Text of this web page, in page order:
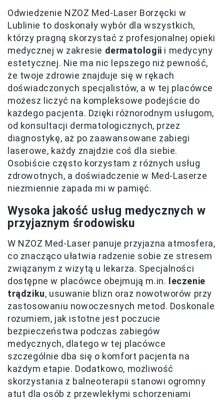
Odwiedzenie NZOZ Med-Laser Borzęcki w
Lublinie to doskonały wybór dla wszystkich,
którzy pragną skorzystać z profesjonalnej opieki
medycznej w zakresie dermatologii i medycyny
estetycznej. Nie ma nic lepszego niż pewność,
że twoje zdrowie znajduje się w rękach
doświadczonych specjalistów, a w tej placówce
możesz liczyć na kompleksowe podejście do
każdego pacjenta. Dzięki różnorodnym usługom,
od konsultacji dermatologicznych, przez
diagnostykę, aż po zaawansowane zabiegi
laserowe, każdy znajdzie coś dla siebie.
Osobiście często korzystam z różnych usług
zdrowotnych, a doświadczenie w Med-Laserze
niezmiennie zapada mi w pamięć.
Wysoka jakość usług medycznych w
przyjaznym środowisku
W NZOZ Med-Laser panuje przyjazna atmosfera,
co znacząco ułatwia radzenie sobie ze stresem
związanym z wizytą u lekarza. Specjalności
dostępne w placówce obejmują m.in.
leczenie
trądziku, usuwanie blizn oraz nowotworów przy
zastosowaniu nowoczesnych metod. Doskonale
rozumiem, jak istotne jest poczucie
bezpieczeństwa podczas zabiegów
medycznych, dlatego w tej placówce
szczególnie dba się o komfort pacjenta na
każdym etapie. Dodatkowo, możliwość
skorzystania z balneoterapii stanowi ogromny
atut dla osób z przewlekłymi schorzeniami